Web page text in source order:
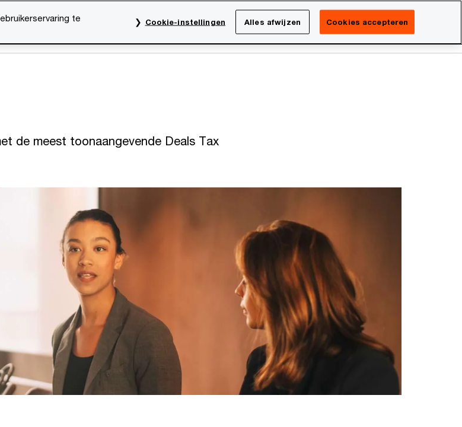
Carrière
Netherlands
Search
de meest toonaangevende Deals Tax
te
Cookie-instellingen Alles afwijzen Cookies accepteren